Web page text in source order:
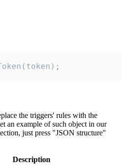
the triggers' rules with the
an example of such object in our
just press "JSON structure"
Description